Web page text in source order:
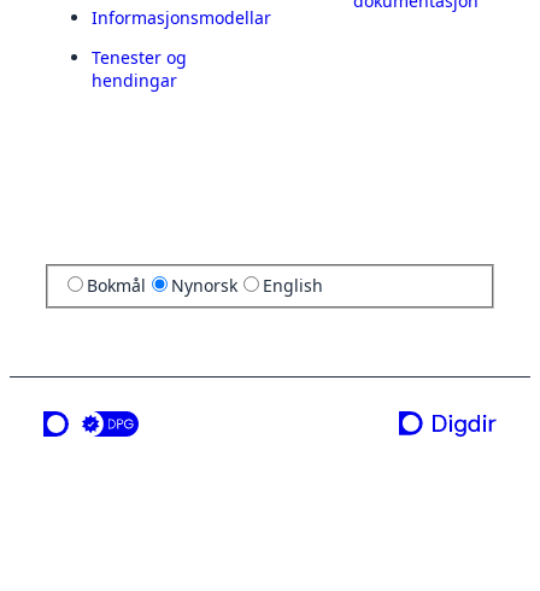
Informasjonsmodellar
Tenester og
hendingar
Bokmål Nynorsk English